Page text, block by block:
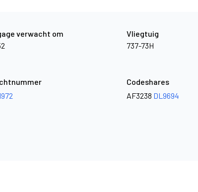
verwacht om
Vliegtuig
737-73H
Codeshares
AF3238 DL9694